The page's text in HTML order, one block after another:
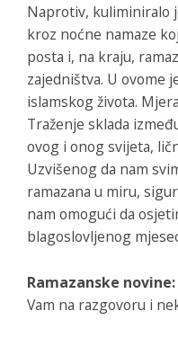
Naprotiv, kuliminiralo
kroz noćne namaze
posta i, na kraju,
zajedništva. U ovome
islamskog života.
Traženje sklada
ovog i onog svijeta,
Uzvišenog da nam
ramazana u miru,
nam omogući da
blagoslovljenog
Ramazanske novine:
Vam na razgovoru i